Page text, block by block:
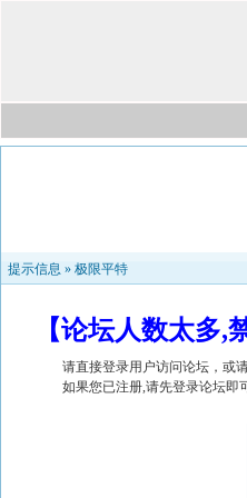
提示信息 » 极限平特
【论坛人数太多
请直接登录用户访问论坛，或
如果您已注册,请先登录论坛即